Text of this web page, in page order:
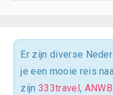
Er zijn diverse
je een mooie reis
zijn333travel ,